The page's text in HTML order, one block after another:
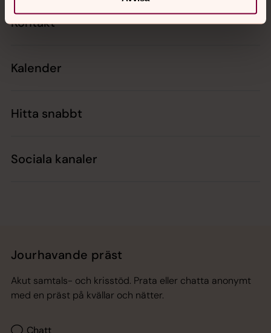
Kontakt
Kalender
Hitta snabbt
Sociala kanaler
Jourhavande präst
Akut samtals- och krisstöd. Prata eller chatta anonymt
med en präst på kvällar och nätter.
Chatt